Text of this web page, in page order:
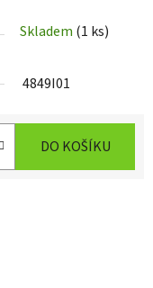
Skladem (1 ks)
4849I01
DO KOŠÍKU